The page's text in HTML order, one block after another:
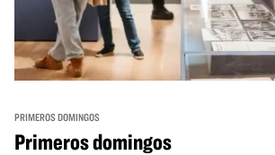
PRIMEROS DOMINGOS
Primeros domingos